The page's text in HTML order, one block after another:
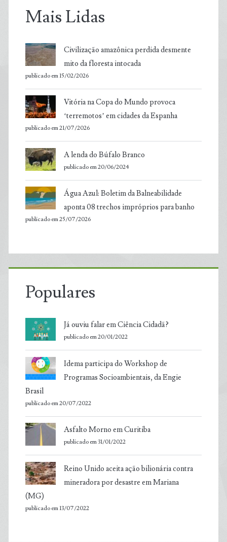
Mais Lidas
Civilização amazônica perdida desmente
mito da floresta intocada
publicado em 15/02/2026
Vitória na Copa do Mundo provoca
‘terremotos’ em cidades da Espanha
publicado em 21/07/2026
A lenda do Búfalo Branco
publicado em 20/06/2024
Água Azul: Boletim da Balneabilidade
aponta 08 trechos impróprios para banho
publicado em 25/07/2026
Populares
Já ouviu falar em Ciência Cidadã?
publicado em 20/01/2022
Idema participa do Workshop de
Programas Socioambientais, da Engie
Brasil
publicado em 20/07/2022
Asfalto Morno em Curitiba
publicado em 31/01/2022
Reino Unido aceita ação bilionária contra
mineradora por desastre em Mariana
(MG)
publicado em 13/07/2022